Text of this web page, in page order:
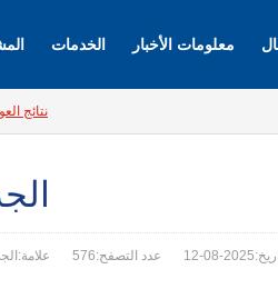
الخدمات معلومات الأخبار
نتائج
الجدول 80
08-12 عدد التصفح:576 علامة:الجدول 80 أنابيب الصلب المجلفن ، الجدول 80 أنابيب